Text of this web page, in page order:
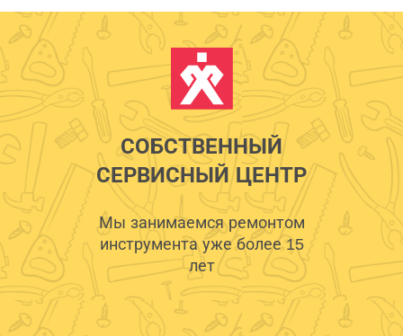
СОБСТВЕННЫЙ
СЕРВИСНЫЙ ЦЕНТР
Мы занимаемся ремонтом
инструмента уже более 15
лет